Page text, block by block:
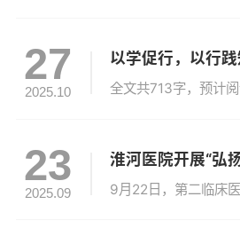
27
2025.10
23
2025.09